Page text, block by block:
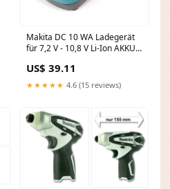
Makita DC 10 WA Ladegerät
für 7,2 V - 10,8 V Li-Ion AKKU
US$ 39.11
★★★★★ 4.6 (15 reviews)